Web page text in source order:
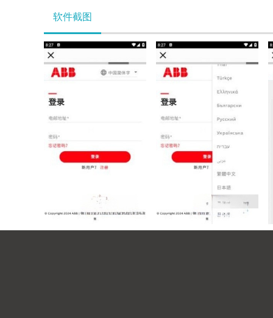
软件截图